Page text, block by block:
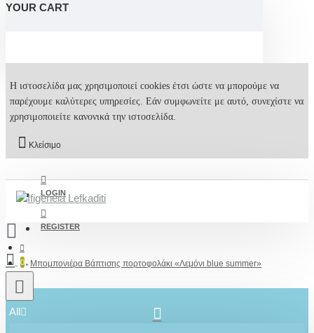
YOUR CART
Η ιστοσελίδα μας χρησιμοποιεί cookies έτσι ώστε να μπορούμε να
παρέχουμε καλύτερες υπηρεσίες. Εάν συμφωνείτε με αυτό, συνεχίστε να
χρησιμοποιείτε κανονικά την ιστοσελίδα.
Κλείσιμο
LOGIN
REGISTER
0
All
Μπομπονιέρα Βάπτισης πορτοφολάκι «Λεμόνι blue summer»